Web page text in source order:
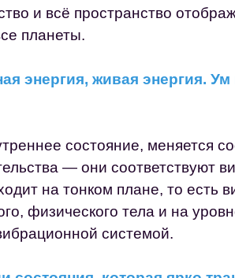
и всё пространство
планеты.
энергия, живая энергия.
состояние, меняется
— они соответствуют
на тонком плане, то есть
физического тела и на
системой.